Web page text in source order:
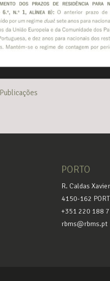
Publicações
PORTO
R. Caldas
4150-162
+351 220 188
rbms@rbms.pt